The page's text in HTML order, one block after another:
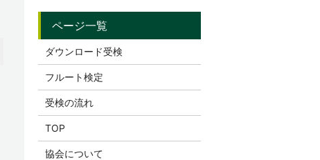
ダウンロード受検
フルート検定
受検の流れ
TOP
協会について